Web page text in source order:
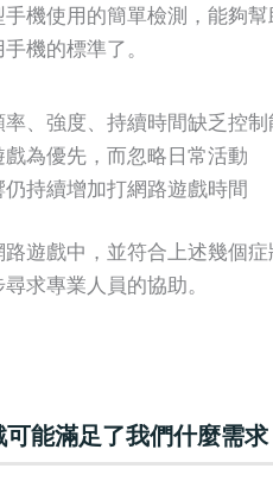
機使用的簡單檢測，能夠
機的標準了。
、強度、持續時間缺乏控制
為優先，而忽略日常活動
持續增加打網路遊戲時間
遊戲中，並符合上述幾個
求專業人員的協助。
能滿足了我們什麼需求